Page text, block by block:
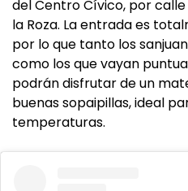
del Centro Cívico, por calle
la Roza. La entrada es
por lo que tanto los
como los que vayan
podrán disfrutar de un
buenas sopaipillas, ideal
temperaturas.